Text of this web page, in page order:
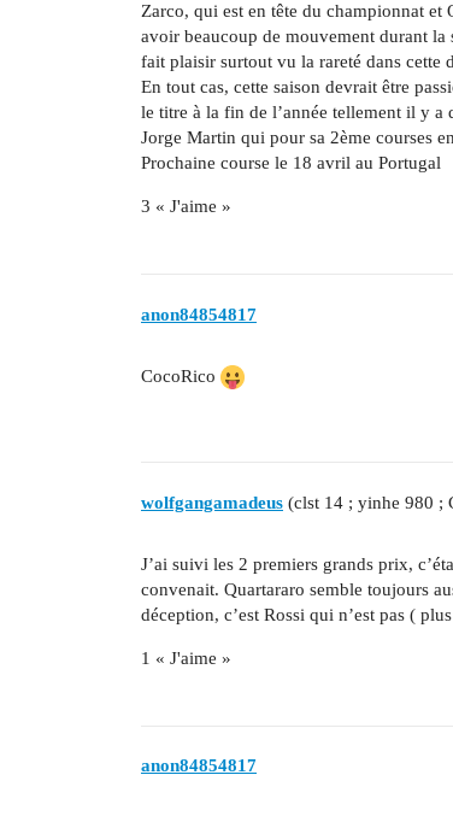
Zarco, qui est en tête du championnat
avoir beaucoup de mouvement durant
fait plaisir surtout vu la rareté dans cette
En tout cas, cette saison devrait être
le titre à la fin de l’année tellement il y
Jorge Martin qui pour sa 2ème courses
Prochaine course le 18 avril au Portugal
3 « J'aime »
anon84854817
CocoRico
wolfgangamadeus (clst 14 ; yinhe 980 ;
J’ai suivi les 2 premiers grands prix,
convenait. Quartararo semble toujours
déception, c’est Rossi qui n’est pas (
1 « J'aime »
anon84854817